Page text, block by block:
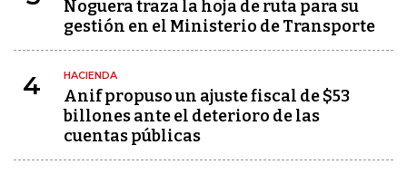
Noguera traza la hoja de ruta para su
gestión en el Ministerio de Transporte
4 HACIENDA
Anif propuso un ajuste fiscal de $53
billones ante el deterioro de las
cuentas públicas